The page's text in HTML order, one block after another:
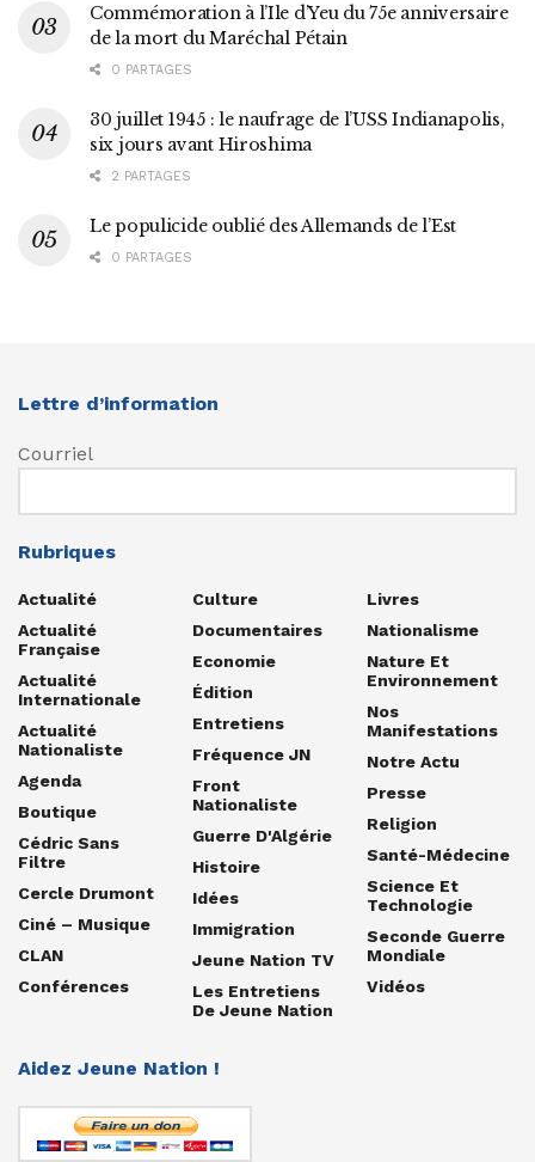
Commémoration à l’Ile d’Yeu du 75e anniversaire
de la mort du Maréchal Pétain
0 PARTAGES
30 juillet 1945 : le naufrage de l’USS Indianapolis,
six jours avant Hiroshima
2 PARTAGES
Le populicide oublié des Allemands de l’Est
0 PARTAGES
Lettre d’information
Courriel
Rubriques
Actualité
Actualité
Française
Actualité
Internationale
Actualité
Nationaliste
Agenda
Boutique
Cédric Sans
Filtre
Cercle Drumont
Ciné – Musique
CLAN
Conférences
Culture
Documentaires
Economie
Édition
Entretiens
Fréquence JN
Front
Nationaliste
Guerre D'Algérie
Histoire
Idées
Immigration
Jeune Nation TV
Les Entretiens
De Jeune Nation
Livres
Nationalisme
Nature Et
Environnement
Nos
Manifestations
Notre Actu
Presse
Religion
Santé-Médecine
Science Et
Technologie
Seconde Guerre
Mondiale
Vidéos
Aidez Jeune Nation !